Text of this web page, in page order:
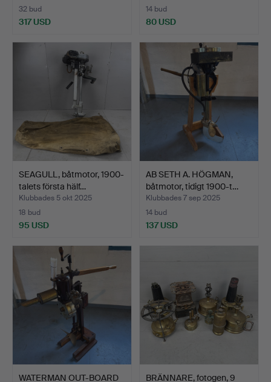
32 bud
317 USD
14 bud
80 USD
SEAGULL, båtmotor, 1900-
talets första hälf…
Klubbades 5 okt 2025
18 bud
95 USD
AB SETH A. HÖGMAN,
båtmotor, tidigt 1900-t…
Klubbades 7 sep 2025
14 bud
137 USD
WATERMAN OUT-BOARD
BRÄNNARE, fotogen, 9